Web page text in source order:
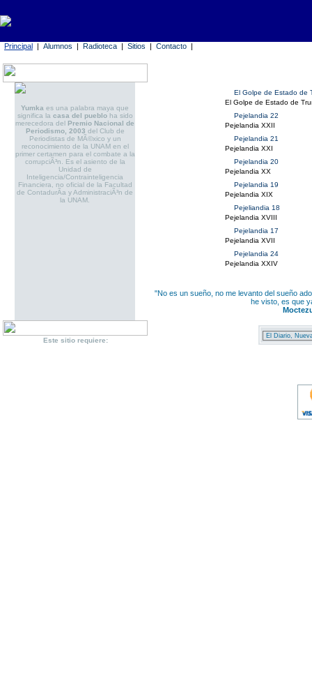
Principal | Alumnos | Radioteca | Sitios | Contacto |
Yumka es una palabra maya que
significa la casa del puebloha sido
merecedora del Premio Nacional de
Periodismo, 2003 del Club de
Periodistas de MÃ©xico y un
reconocimiento de la UNAM en el
primer certamen para el combate a la
corrupciÃ³n. Es el asiento de la
Unidad de
Inteligencia/Contrainteligencia
Financiera, no oficial de la Facultad
de ContadurÃ­a y AdministraciÃ³n de
la UNAM.
Este sitio requiere:
El Golpe de Estado de
El Golpe de Estado de
Pejelandia 22
Pejelandia XXII
Pejelandia 21
Pejelandia XXI
Pejelandia 20
Pejelandia XX
Pejelandia 19
Pejelandia XIX
Pejeliandia 18
Pejelandia XVIII
Pejelandia 17
Pejelandia XVII
Pejelandia 24
Pejelandia XXIV
"No es un sueño, no me levanto del sueño
he visto, es que
Polo Ralph
Oakley Outlet Store Italia